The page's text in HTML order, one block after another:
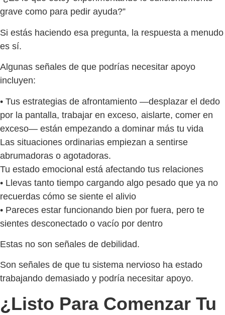
grave como para pedir ayuda?”
Si estás haciendo esa pregunta, la respuesta a menudo
es sí.
Algunas señales de que podrías necesitar apoyo
incluyen:
• Tus estrategias de afrontamiento —desplazar el dedo
por la pantalla, trabajar en exceso, aislarte, comer en
exceso— están empezando a dominar más tu vida
Las situaciones ordinarias empiezan a sentirse
abrumadoras o agotadoras.
Tu estado emocional está afectando tus relaciones
• Llevas tanto tiempo cargando algo pesado que ya no
recuerdas cómo se siente el alivio
• Pareces estar funcionando bien por fuera, pero te
sientes desconectado o vacío por dentro
Estas no son señales de debilidad.
Son señales de que tu sistema nervioso ha estado
trabajando demasiado y podría necesitar apoyo.
¿Listo Para Comenzar Tu